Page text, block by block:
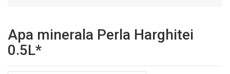
Apa minerala Perla Harghitei
0.5L*